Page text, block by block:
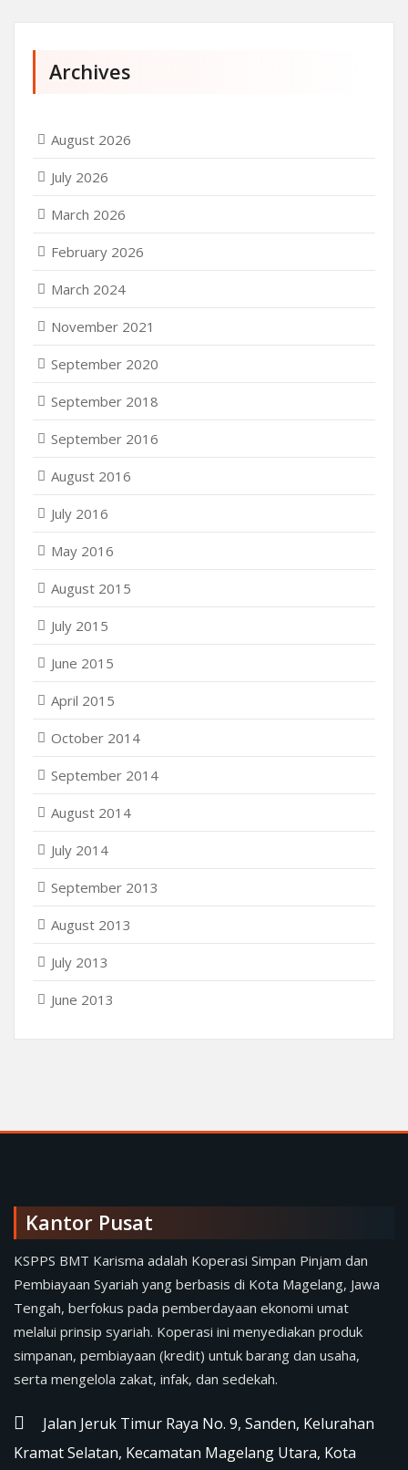
Archives
August 2026
July 2026
March 2026
February 2026
March 2024
November 2021
September 2020
September 2018
September 2016
August 2016
July 2016
May 2016
August 2015
July 2015
June 2015
April 2015
October 2014
September 2014
August 2014
July 2014
September 2013
August 2013
July 2013
June 2013
Kantor Pusat
KSPPS BMT Karisma adalah Koperasi Simpan Pinjam dan
Pembiayaan Syariah yang berbasis di Kota Magelang, Jawa
Tengah, berfokus pada pemberdayaan ekonomi umat
melalui prinsip syariah. Koperasi ini menyediakan produk
simpanan, pembiayaan (kredit) untuk barang dan usaha,
serta mengelola zakat, infak, dan sedekah.
Jalan Jeruk Timur Raya No. 9, Sanden, Kelurahan
Kramat Selatan, Kecamatan Magelang Utara, Kota